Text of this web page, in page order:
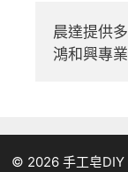
晨達提供
鴻和興專
© 2026 手工皂DIY